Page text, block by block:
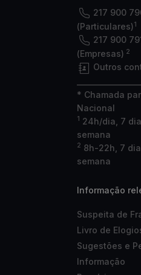
217 900
(Particulares)1
217 900
(Empresas) 2
Outros
* Chamada
Nacional
1 24h/dia, 7
semana
2 8h-22h, 7
semana
Informação
Suspeita de
Livro de
Sugestões e
Informação